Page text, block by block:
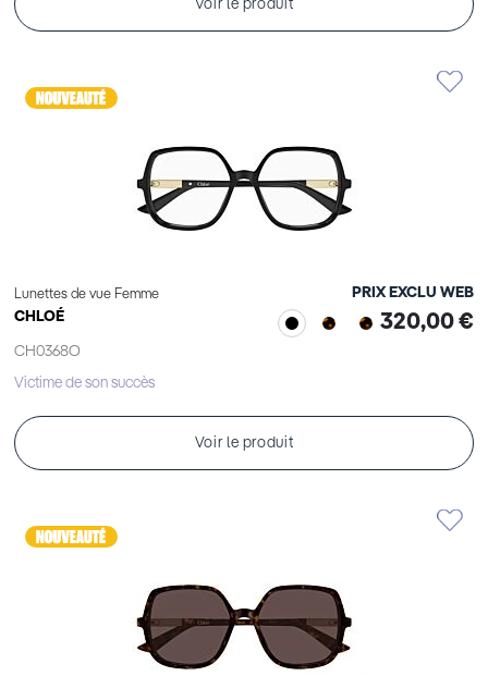
Voir le produit
Lunettes de vue Femme
CHLOÉ
CH0368O
PRIX EXCLU WEB
320,00 €
Victime de son succès
Voir le produit